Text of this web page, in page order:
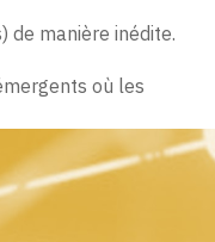
de manière inédite.
où les